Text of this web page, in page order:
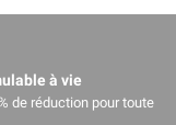
à vie
de réduction pour toute